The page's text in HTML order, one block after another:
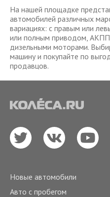
На нашей площадке
автомобилей различных
вариациях: с правым или
или полным приводом,
дизельными моторами.
машину и покупайте по
продавцов.
Новые автомобили
Авто с пробегом